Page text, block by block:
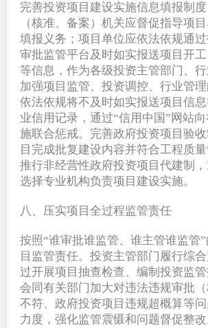
完善投资项目建设实施信息填报制
（核准、备案）机关应督促指导项
填报义务；项目单位应依法依规通
审批监管平台及时如实报送项目开
等信息，作为各级投资主管部门、
加强项目监管、投资调控、行业管理
依法依规将不及时如实报送项目信
业信用记录，通过“信用中国”网站
施联合惩戒。完善政府投资项目验
目完成批复建设内容并符合工程质量
推行非经营性政府投资项目代建制
选择专业机构负责项目建设实施。
八、压实项目全过程监管责任
按照“谁审批谁监管、谁主管谁监管
目监管责任。投资主管部门履行综
过开展项目抽查检查、编制投资监管
会同有关部门加大对违法违规审批
不符、政府投资项目违规超概算等
力度，强化监管震慑和问题督促整